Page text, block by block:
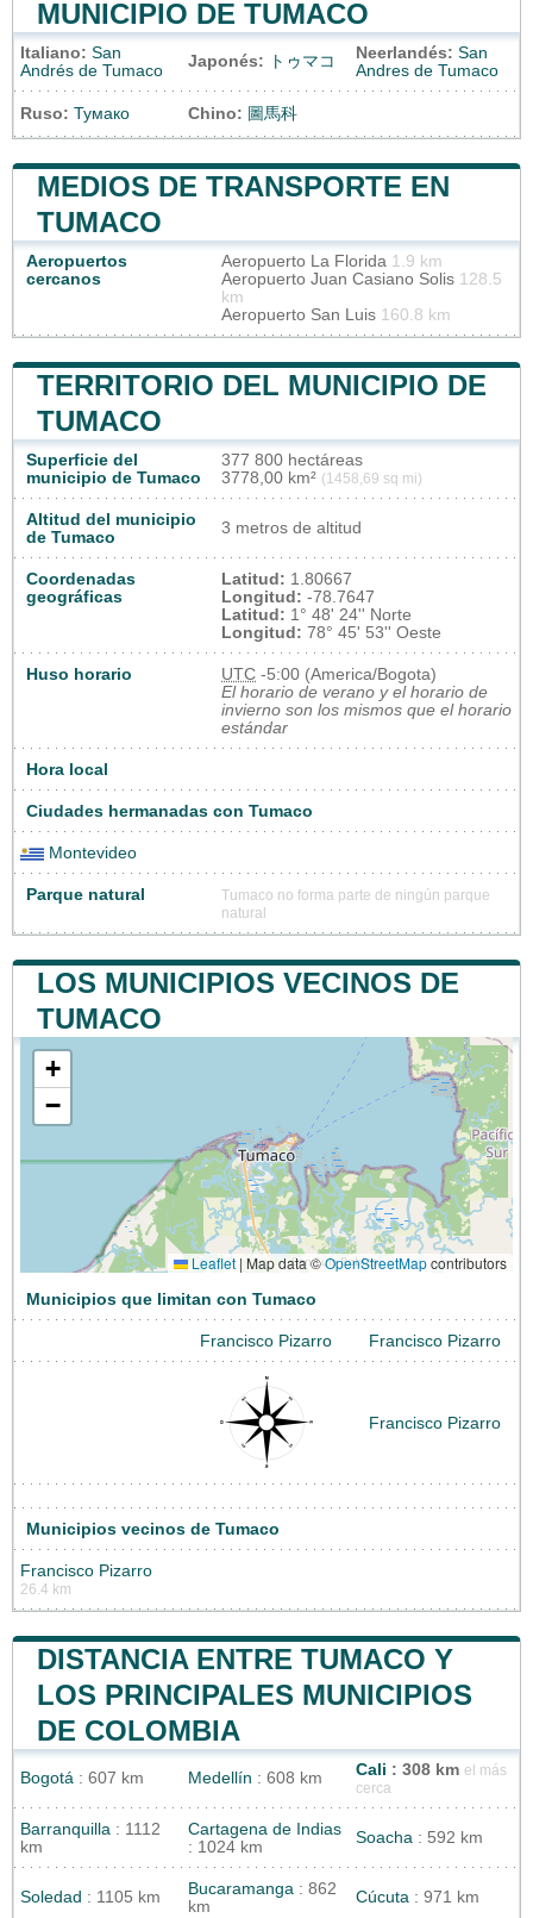
MUNICIPIO DE TUMACO
Italiano: San
Andrés de Tumaco
Japonés: トゥマコ Neerlandés: San
Andres de Tumaco
Ruso: Тумако Chino: 圖馬科
MEDIOS DE TRANSPORTE EN
TUMACO
Aeropuertos
cercanos
Aeropuerto La Florida 1.9 km
Aeropuerto Juan Casiano Solis 128.5
km
Aeropuerto San Luis 160.8 km
TERRITORIO DEL MUNICIPIO DE
TUMACO
Superficie del
municipio de Tumaco
377 800 hectáreas
3778,00 km² (1458,69 sq mi)
Altitud del municipio
de Tumaco
3 metros de altitud
Coordenadas
geográficas
Latitud: 1.80667
Longitud: -78.7647
Latitud: 1° 48' 24'' Norte
Longitud: 78° 45' 53'' Oeste
Huso horario UTC -5:00 (America/Bogota)
El horario de verano y el horario de
invierno son los mismos que el horario
estándar
Hora local
Ciudades hermanadas con Tumaco
Montevideo
Parque natural
Tumaco no forma parte de ningún parque
natural
LOS MUNICIPIOS VECINOS DE
TUMACO
+
−
Leaflet | Map data ©OpenStreetMapcontributors
Municipios que limitan con Tumaco
Francisco Pizarro Francisco Pizarro
Francisco Pizarro
Municipios vecinos de Tumaco
Francisco Pizarro
26.4 km
DISTANCIA ENTRE TUMACO Y
LOS PRINCIPALES MUNICIPIOS
DE COLOMBIA
Bogotá : 607 km Medellín : 608 km Cali : 308 km el más
cerca
Barranquilla : 1112
km
Cartagena de Indias
: 1024 km
Soacha : 592 km
Soledad : 1105 km Bucaramanga : 862
km
Cúcuta : 971 km